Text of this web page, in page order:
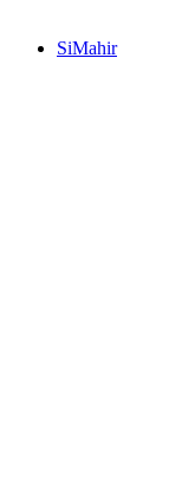
SiMahir